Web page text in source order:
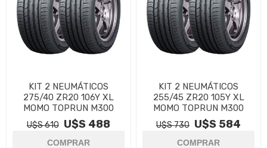
KIT 2 NEUMÁTICOS
275/40 ZR20 106Y XL
MOMO TOPRUN M300
U$S 610 U$S 488
KIT 2 NEUMÁTICOS
255/45 ZR20 105Y XL
MOMO TOPRUN M300
U$S 730 U$S 584